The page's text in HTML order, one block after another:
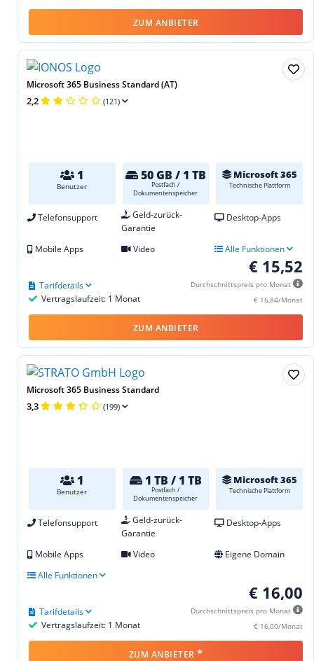
ZUM ANBIETER
Microsoft 365 Business Standard (AT)
2,2 (121)
1
Benutzer
50 GB / 1 TB
Postfach /
Dokumentenspeicher
Microsoft 365
Technische Plattform
Telefonsupport
Geld-zurück-
Garantie
Desktop-Apps
Mobile Apps Video Alle Funktionen
€ 15,52
Durchschnittspreis pro Monat
€ 16,84/Monat
Vertragslaufzeit: 1 Monat
Tarifdetails
ZUM ANBIETER
Microsoft 365 Business Standard
3,3 (199)
1
Benutzer
1 TB / 1 TB
Postfach /
Dokumentenspeicher
Microsoft 365
Technische Plattform
Telefonsupport
Geld-zurück-
Garantie
Desktop-Apps
Mobile Apps Video
Eigene Domain
Alle Funktionen
€ 16,00
Durchschnittspreis pro Monat
€ 16,00/Monat
Vertragslaufzeit: 1 Monat
Tarifdetails
ZUM ANBIETER *